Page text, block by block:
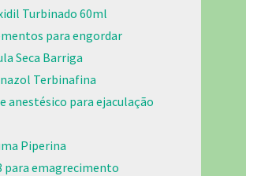
Turbinado 60ml
para engordar
Seca Barriga
Terbinafina
anestésico para ejaculação
Piperina
para emagrecimento